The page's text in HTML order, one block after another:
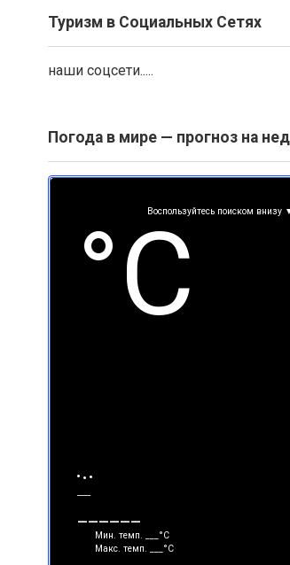
Туризм в Социальных Сетях
наши соцсети.....
Погода в мире — прогноз на
Воспользуйтесь поиском
°С
Мин. темп.
°С
Макс. темп.
°С